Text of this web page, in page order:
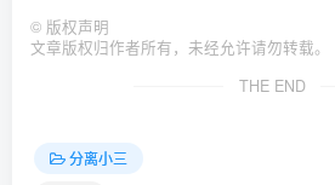
© 版权声明
文章版权归作者所有，未经允许请勿转载。
THE END
分离小三